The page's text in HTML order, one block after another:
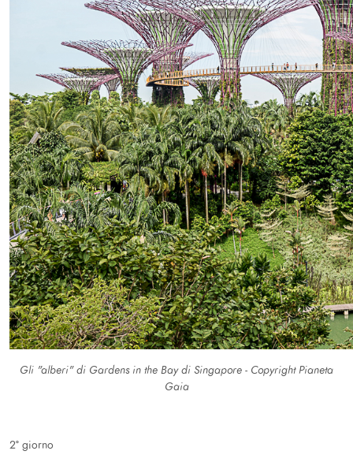
Gli "alberi" di Gardens in the Bay di Singapore - Copyright Pianeta
Gaia
2° giorno